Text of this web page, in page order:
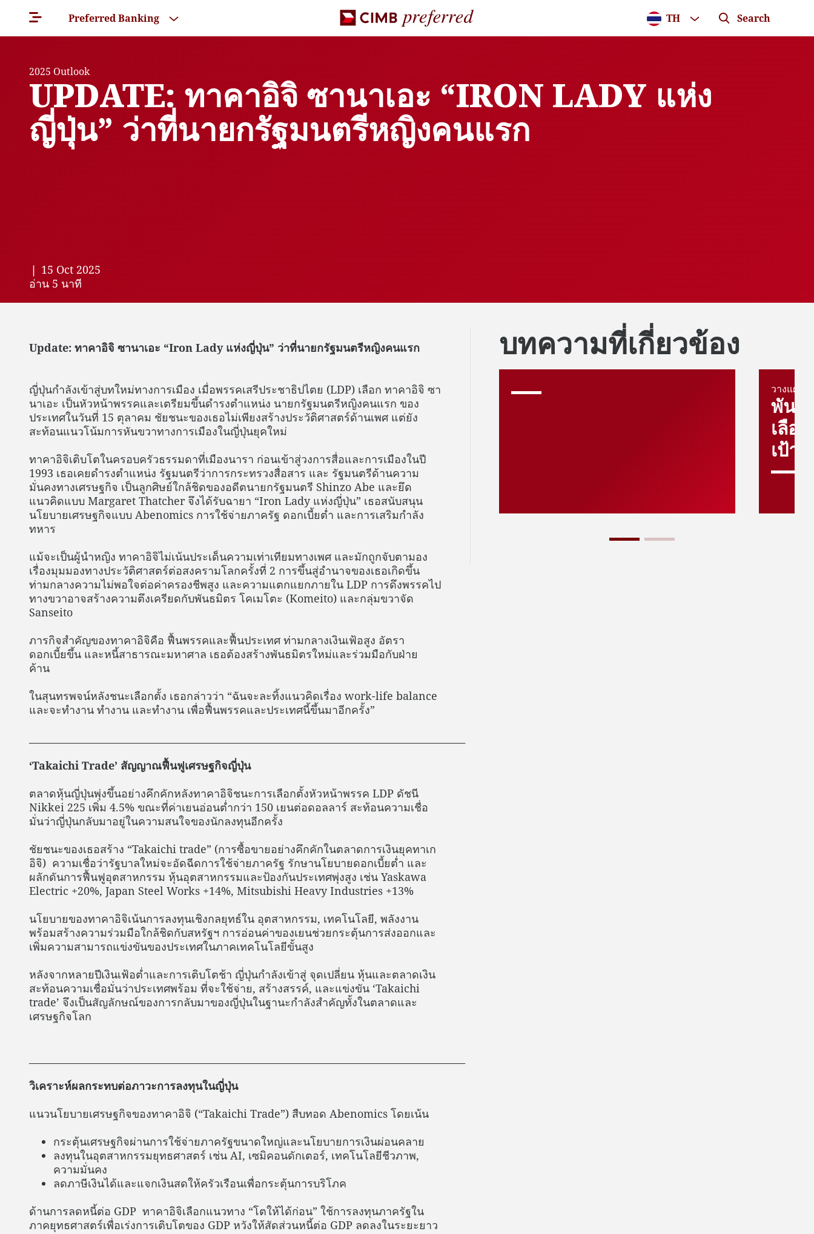
Preferred Banking TH Search
2025 Outlook
UPDATE: ทาคาอิจิ ซานาเอะ “IRON LADY แห่ง
ญี่ปุ่น” ว่าที่นายกรัฐมนตรีหญิงคนแรก
❘ 15 Oct 2025
อ่าน 5 นาที
Update: ทาคาอิจิ ซานาเอะ “Iron Lady แห่งญี่ปุ่น” ว่าที่นายกรัฐมนตรีหญิงคนแรก
ญี่ปุ่นกำลังเข้าสู่บทใหม่ทางการเมือง เมื่อพรรคเสรีประชาธิปไตย (LDP) เลือก ทาคาอิจิ ซา
นาเอะ เป็นหัวหน้าพรรคและเตรียมขึ้นดำรงตำแหน่ง นายกรัฐมนตรีหญิงคนแรก ของ
ประเทศในวันที่ 15 ตุลาคม ชัยชนะของเธอไม่เพียงสร้างประวัติศาสตร์ด้านเพศ แต่ยัง
สะท้อนแนวโน้มการหันขวาทางการเมืองในญี่ปุ่นยุคใหม่
ทาคาอิจิเติบโตในครอบครัวธรรมดาที่เมืองนารา ก่อนเข้าสู่วงการสื่อและการเมืองในปี
1993 เธอเคยดำรงตำแหน่ง รัฐมนตรีว่าการกระทรวงสื่อสาร และ รัฐมนตรีด้านความ
มั่นคงทางเศรษฐกิจ เป็นลูกศิษย์ใกล้ชิดของอดีตนายกรัฐมนตรี Shinzo Abe และยึด
แนวคิดแบบ Margaret Thatcher จึงได้รับฉายา “Iron Lady แห่งญี่ปุ่น” เธอสนับสนุน
นโยบายเศรษฐกิจแบบ Abenomics การใช้จ่ายภาครัฐ ดอกเบี้ยต่ำ และการเสริมกำลัง
ทหาร
แม้จะเป็นผู้นำหญิง ทาคาอิจิไม่เน้นประเด็นความเท่าเทียมทางเพศ และมักถูกจับตามอง
เรื่องมุมมองทางประวัติศาสตร์ต่อสงครามโลกครั้งที่ 2 การขึ้นสู่อำนาจของเธอเกิดขึ้น
ท่ามกลางความไม่พอใจต่อค่าครองชีพสูง และความแตกแยกภายใน LDP การดึงพรรคไป
ทางขวาอาจสร้างความตึงเครียดกับพันธมิตร โคเมโตะ (Komeito) และกลุ่มขวาจัด
Sanseito
ภารกิจสำคัญของทาคาอิจิคือ ฟื้นพรรคและฟื้นประเทศ ท่ามกลางเงินเฟ้อสูง อัตรา
ดอกเบี้ยขึ้น และหนี้สาธารณะมหาศาล เธอต้องสร้างพันธมิตรใหม่และร่วมมือกับฝ่าย
ค้าน
ในสุนทรพจน์หลังชนะเลือกตั้ง เธอกล่าวว่า “ฉันจะละทิ้งแนวคิดเรื่อง work-life balance
และจะทำงาน ทำงาน และทำงาน เพื่อฟื้นพรรคและประเทศนี้ขึ้นมาอีกครั้ง”
‘Takaichi Trade’ สัญญาณฟื้นฟูเศรษฐกิจญี่ปุ่น
ตลาดหุ้นญี่ปุ่นพุ่งขึ้นอย่างคึกคักหลังทาคาอิจิชนะการเลือกตั้งหัวหน้าพรรค LDP ดัชนี
Nikkei 225 เพิ่ม 4.5% ขณะที่ค่าเยนอ่อนต่ำกว่า 150 เยนต่อดอลลาร์ สะท้อนความเชื่อ
มั่นว่าญี่ปุ่นกลับมาอยู่ในความสนใจของนักลงทุนอีกครั้ง
ชัยชนะของเธอสร้าง “Takaichi trade” (การซื้อขายอย่างคึกคักในตลาดการเงินยุคทาเก
อิจิ) ความเชื่อว่ารัฐบาลใหม่จะอัดฉีดการใช้จ่ายภาครัฐ รักษานโยบายดอกเบี้ยต่ำ และ
ผลักดันการฟื้นฟูอุตสาหกรรม หุ้นอุตสาหกรรมและป้องกันประเทศพุ่งสูง เช่น Yaskawa
Electric +20%, Japan Steel Works +14%, Mitsubishi Heavy Industries +13%
นโยบายของทาคาอิจิเน้นการลงทุนเชิงกลยุทธ์ใน อุตสาหกรรม, เทคโนโลยี, พลังงาน
พร้อมสร้างความร่วมมือใกล้ชิดกับสหรัฐฯ การอ่อนค่าของเยนช่วยกระตุ้นการส่งออกและ
เพิ่มความสามารถแข่งขันของประเทศในภาคเทคโนโลยีขั้นสูง
หลังจากหลายปีเงินเฟ้อต่ำและการเติบโตช้า ญี่ปุ่นกำลังเข้าสู่ จุดเปลี่ยน หุ้นและตลาดเงิน
สะท้อนความเชื่อมั่นว่าประเทศพร้อม ที่จะใช้จ่าย, สร้างสรรค์, และแข่งขัน ‘Takaichi
trade’ จึงเป็นสัญลักษณ์ของการกลับมาของญี่ปุ่นในฐานะกำลังสำคัญทั้งในตลาดและ
เศรษฐกิจโลก
วิเคราะห์ผลกระทบต่อภาวะการลงทุนในญี่ปุ่น
แนวนโยบายเศรษฐกิจของทาคาอิจิ (“Takaichi Trade”) สืบทอด Abenomics โดยเน้น
กระตุ้นเศรษฐกิจผ่านการใช้จ่ายภาครัฐขนาดใหญ่และนโยบายการเงินผ่อนคลาย
ลงทุนในอุตสาหกรรมยุทธศาสตร์ เช่น AI, เซมิคอนดักเตอร์, เทคโนโลยีชีวภาพ,
ความมั่นคง
ลดภาษีเงินได้และแจกเงินสดให้ครัวเรือนเพื่อกระตุ้นการบริโภค
ด้านการลดหนี้ต่อ GDP ทาคาอิจิเลือกแนวทาง “โตให้ได้ก่อน” ใช้การลงทุนภาครัฐใน
ภาคยุทธศาสตร์เพื่อเร่งการเติบโตของ GDP หวังให้สัดส่วนหนี้ต่อ GDP ลดลงในระยะยาว
บทความที่เกี่ยวข้อง
วางแผนท
พันธ
เลือ
เป้า